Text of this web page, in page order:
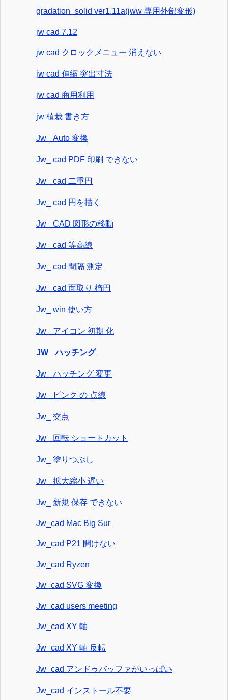
gradation_solid ver1.11a(jww 専用外部変形)
jw cad 7.12
jw cad クロックメニュー 消えない
jw cad 伸縮 突出寸法
jw cad 商用利用
jw 植栽 書き方
Jw_ Auto 変換
Jw_ cad PDF 印刷 できない
Jw_ cad 二重円
Jw_ cad 円を描く
Jw_ CAD 図形の移動
Jw_ cad 等高線
Jw_ cad 間隔 測定
Jw_ cad 面取り 楕円
Jw_ win 使い方
Jw_ アイコン 初期 化
JW_ ハッチング
Jw_ ハッチング 変更
Jw_ ピンク の 点線
Jw_ 交点
Jw_ 回転 ショートカット
Jw_ 塗りつぶし
Jw_ 拡大縮小 遅い
Jw_ 新規 保存 できない
Jw_cad Mac Big Sur
Jw_cad P21 開けない
Jw_cad Ryzen
Jw_cad SVG 変換
Jw_cad users meeting
Jw_cad XY 軸
Jw_cad XY 軸 反転
Jw_cad アンドゥバッファがいっぱい
Jw_cad インストール不要